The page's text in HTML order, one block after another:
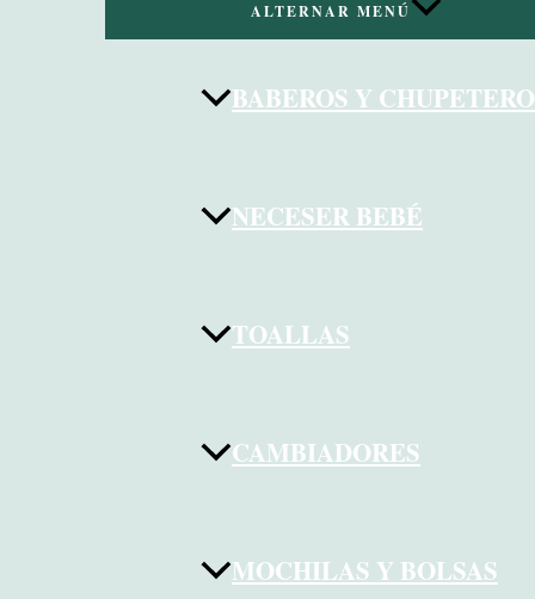
ALTERNAR MENÚ
BABEROS Y
NECESER BEBÉ
TOALLAS
CAMBIADORES
MOCHILAS Y BOLSAS